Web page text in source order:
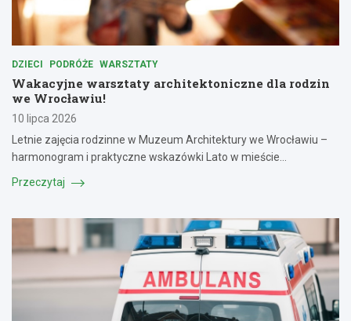
DZIECI PODRÓŻE WARSZTATY
Wakacyjne warsztaty architektoniczne dla rodzin
we Wrocławiu!
10 lipca 2026
Letnie zajęcia rodzinne w Muzeum Architektury we Wrocławiu –
harmonogram i praktyczne wskazówki Lato w mieście…
Przeczytaj